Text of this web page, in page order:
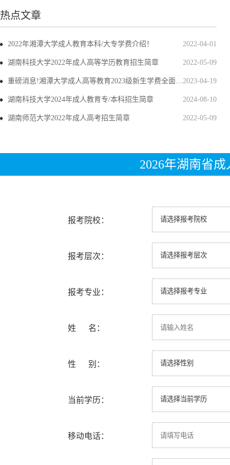
热点文章
2022-04-01
2022年湘潭大学成人教育本科/大专学费介绍！
2022-05-09
湖南科技大学2022年成人高等学历教育招生简章
2023-04-19
重磅消息!湘潭大学成人高等教育2023级新生学费全面上调
2024-08-10
湖南科技大学2024年成人教育专/本科招生简章
2022-05-09
湖南师范大学2022年成人高考招生简章
2026年湖南省
报考院校：
报考层次：
报考专业：
姓 名：
性 别：
当前学历：
移动电话：